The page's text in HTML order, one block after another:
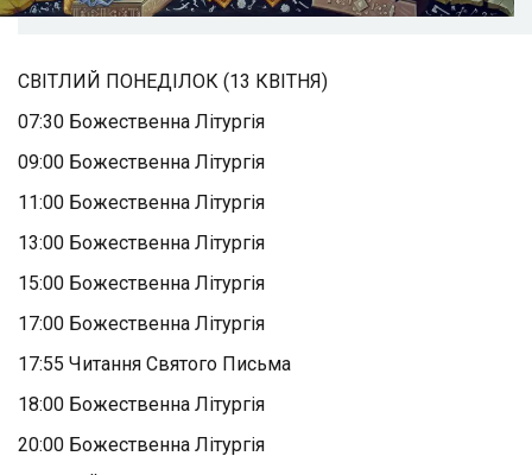
СВІТЛИЙ ПОНЕДІЛОК (13 КВІТНЯ)
07:30 Божественна Літургія
09:00 Божественна Літургія
11:00 Божественна Літургія
13:00 Божественна Літургія
15:00 Божественна Літургія
17:00 Божественна Літургія
17:55 Читання Святого Письма
18:00 Божественна Літургія
20:00 Божественна Літургія